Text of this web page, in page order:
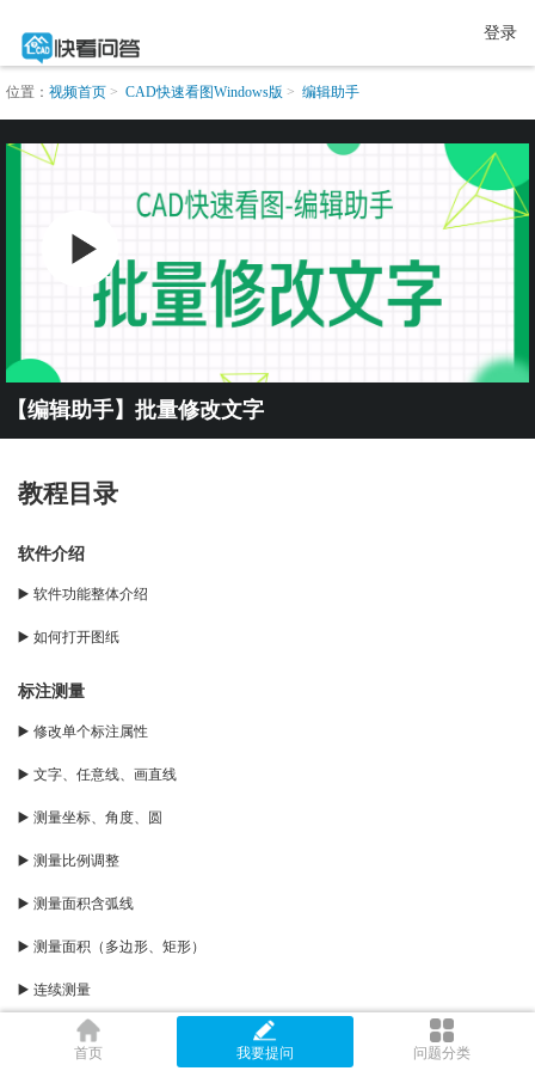
登录
位置： 视频首页 CAD快速看图Windows版 编辑助手
【编辑助手】批量修改文字
教程目录
软件介绍
▶️ 软件功能整体介绍
▶️ 如何打开图纸
标注测量
▶️ 修改单个标注属性
▶️ 文字、任意线、画直线
▶️ 测量坐标、角度、圆
▶️ 测量比例调整
▶️ 测量面积含弧线
▶️ 测量面积（多边形、矩形）
▶️ 连续测量
▶️ 点到直线距离
首页 我要提问 问题分类